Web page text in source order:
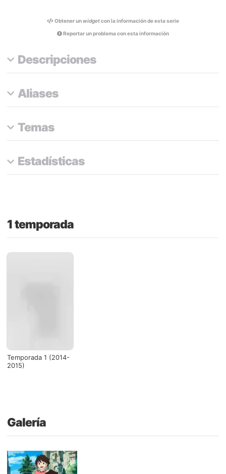
Obtener unwidgetcon la información de esta serie
Reportar un problema con esta información
Descripciones
Aliases
Temas
Estadísticas
1 temporada
Temporada 1 (2014-
2015)
Galería